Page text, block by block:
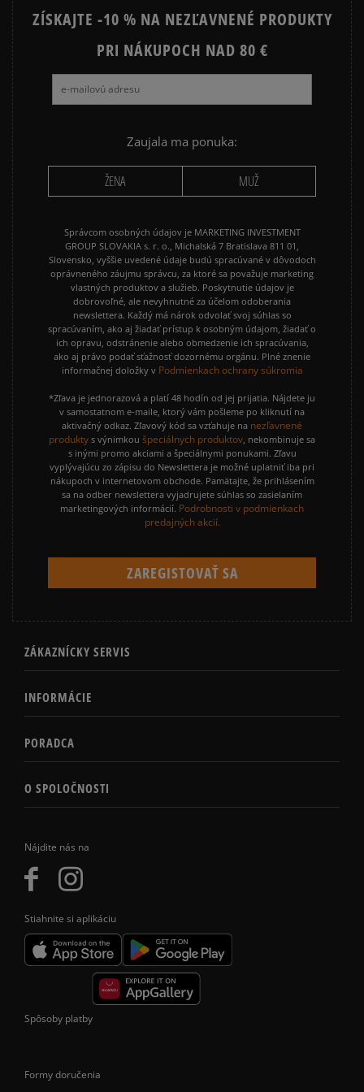
NIKE FLEECE NIKE TECH FLEECE
NIKE SPORTSWEAR JARNÉ OBLEČENIE
ADIDAS 3 STRIPES ADIDAS 3 STRIPES TRIČKÁ
Nájdite nás na
Stiahnite si aplikáciu
ZÍSKAJTE -10 % NA NEZĽAVNENÉ PRODUKTY
PRI NÁKUPOCH NAD 80 €
Zaujala ma ponuka:
ŽENA MUŽ
Správcom osobných údajov je MARKETING INVESTMENT
GROUP SLOVAKIA s. r. o., Michalská 7 Bratislava 811 01,
Slovensko, vyššie uvedené údaje budú spracúvané v dôvodoch
oprávneného záujmu správcu, za ktoré sa považuje marketing
vlastných produktov a služieb. Poskytnutie údajov je
dobrovoľné, ale nevyhnutné za účelom odoberania
newslettera. Každý má nárok odvolať svoj súhlas so
spracúvaním, ako aj žiadať prístup k osobným údajom, žiadať o
ich opravu, odstránenie alebo obmedzenie ich spracúvania,
ako aj právo podať sťažnosť dozornému orgánu. Plné znenie
informačnej doložky v Podmienkach ochrany súkromia
*Zľava je jednorazová a platí 48 hodín od jej prijatia. Nájdete ju
v samostatnom e-maile, ktorý vám pošleme po kliknutí na
aktivačný odkaz. Zľavový kód sa vzťahuje na nezľavnené
produkty s výnimkou špeciálnych produktov, nekombinuje sa
s inými promo akciami a špeciálnymi ponukami. Zľavu
vyplývajúcu zo zápisu do Newslettera je možné uplatniť iba pri
nákupoch v internetovom obchode. Pamätajte, že prihlásením
sa na odber newslettera vyjadrujete súhlas so zasielaním
marketingových informácií. Podrobnosti v podmienkach
predajných akcií.
ZÁKAZNÍCKY SERVIS
INFORMÁCIE
PORADCA
O SPOLOČNOSTI
Spôsoby platby
Formy doručenia